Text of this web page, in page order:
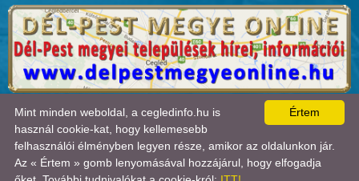
A lap0.017 másodperc alatt készült el. | Copyright 2026 © Cegledinfo
, design by:
ÍRJON NEKÜNK! |OLDALTÉRKÉP IMPRESSZUM
A látogatók száma 2018.11.11-től:22708650| Ebben a hónapban:
jelenleg: |Statisztika

Értem
Mint minden weboldal, a cegledinfo.hu is
használ cookie-kat, hogy kellemesebb
felhasználói élményben legyen része, amikor az oldalunkon jár.
Az « Értem » gomb lenyomásával hozzájárul, hogy elfogadja